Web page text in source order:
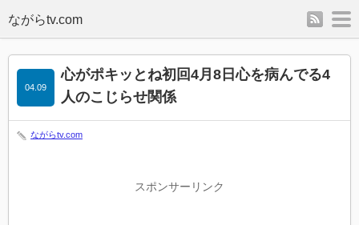
rss
心がポキッとね初回4月8日心を病んでる4
人のこじらせ関係
04.09
ながらtv.com
スポンサーリンク